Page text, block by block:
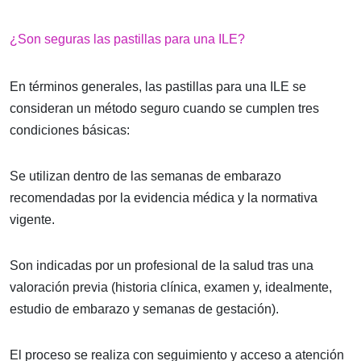
¿Son seguras las pastillas para una ILE?
En términos generales, las pastillas para una ILE se
consideran un método seguro cuando se cumplen tres
condiciones básicas:
Se utilizan dentro de las semanas de embarazo
recomendadas por la evidencia médica y la normativa
vigente.
Son indicadas por un profesional de la salud tras una
valoración previa (historia clínica, examen y, idealmente,
estudio de embarazo y semanas de gestación).
El proceso se realiza con seguimiento y acceso a atención